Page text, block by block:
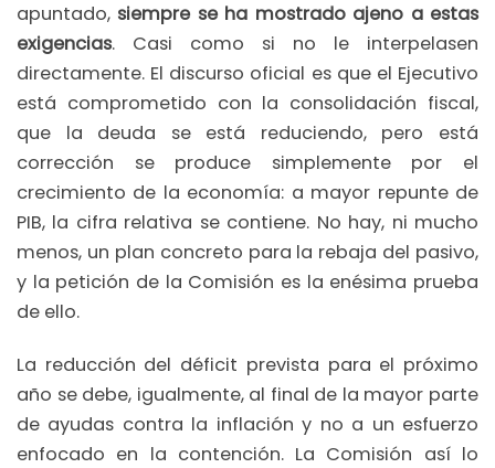
apuntado, siempre se ha mostrado ajeno a estas
exigencias. Casi como si no le interpelasen
directamente. El discurso oficial es que el Ejecutivo
está comprometido con la consolidación fiscal,
que la deuda se está reduciendo, pero está
corrección se produce simplemente por el
crecimiento de la economía: a mayor repunte de
PIB, la cifra relativa se contiene. No hay, ni mucho
menos, un plan concreto para la rebaja del pasivo,
y la petición de la Comisión es la enésima prueba
de ello.
La reducción del déficit prevista para el próximo
año se debe, igualmente, al final de la mayor parte
de ayudas contra la inflación y no a un esfuerzo
enfocado en la contención. La Comisión así lo